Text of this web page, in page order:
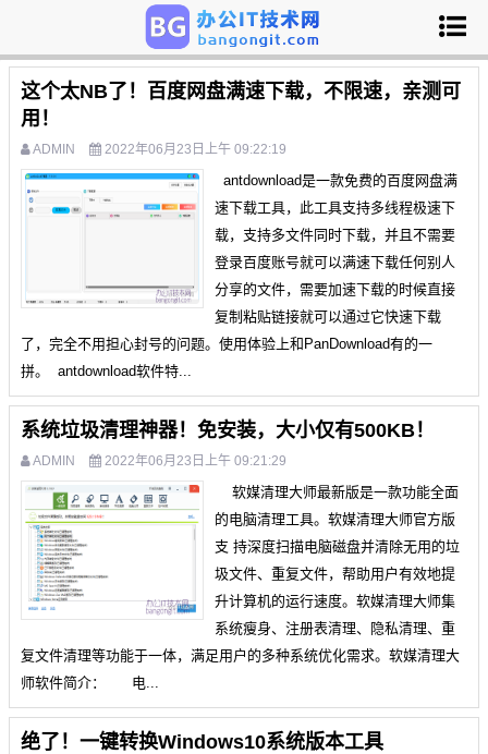
这个太NB了！百度网盘满速下载，不限速，亲测可
用！
ADMIN 2022年06月23日上午 09:22:19
antdownload是一款免费的百度网盘满
速下载工具，此工具支持多线程极速下
载，支持多文件同时下载，并且不需要
登录百度账号就可以满速下载任何别人
分享的文件，需要加速下载的时候直接
复制粘贴链接就可以通过它快速下载
了，完全不用担心封号的问题。使用体验上和PanDownload有的一
拼。 antdownload软件特...
系统垃圾清理神器！免安装，大小仅有500KB！
ADMIN 2022年06月23日上午 09:21:29
软媒清理大师最新版是一款功能全面
的电脑清理工具。软媒清理大师官方版
支 持深度扫描电脑磁盘并清除无用的垃
圾文件、重复文件，帮助用户有效地提
升计算机的运行速度。软媒清理大师集
系统瘦身、注册表清理、隐私清理、重
复文件清理等功能于一体，满足用户的多种系统优化需求。软媒清理大
师软件简介： 电...
绝了！一键转换Windows10系统版本工具